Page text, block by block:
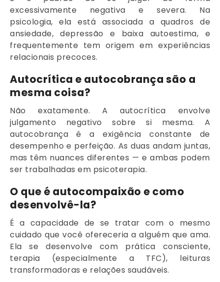
excessivamente negativa e severa. Na
psicologia, ela está associada a quadros de
ansiedade, depressão e baixa autoestima, e
frequentemente tem origem em experiências
relacionais precoces.
Autocrítica e autocobrança são a
mesma coisa?
Não exatamente. A autocrítica envolve
julgamento negativo sobre si mesma. A
autocobrança é a exigência constante de
desempenho e perfeição. As duas andam juntas,
mas têm nuances diferentes — e ambas podem
ser trabalhadas em psicoterapia.
O que é autocompaixão e como
desenvolvê-la?
É a capacidade de se tratar com o mesmo
cuidado que você ofereceria a alguém que ama.
Ela se desenvolve com prática consciente,
terapia (especialmente a TFC), leituras
transformadoras e relações saudáveis.